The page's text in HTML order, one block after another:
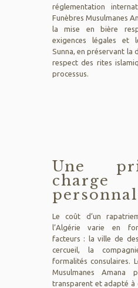
réglementation
Funèbres Musulmanes
la mise en bière
exigences légales et
Sunna, en préservant la
respect des rites
processus.
Une
charge
Le coût d’un
l’Algérie varie en
facteurs : la ville de
cercueil, la
formalités consulaires.
Musulmanes Amana
transparent et adapté à